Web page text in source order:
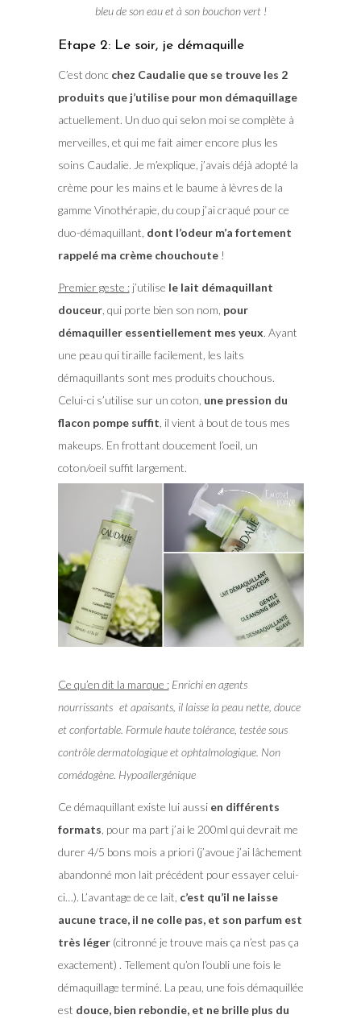
bleu de son eau et à son bouchon vert !
Etape 2: Le soir, je démaquille
C’est donc chez Caudalie que se trouve les 2
produits que j’utilise pour mon démaquillage
actuellement. Un duo qui selon moi se complète à
merveilles, et qui me fait aimer encore plus les
soins Caudalie. Je m’explique, j’avais déjà adopté la
crème pour les mains et le baume à lèvres de la
gamme Vinothérapie, du coup j’ai craqué pour ce
duo-démaquillant, dont l’odeur m’a fortement
rappelé ma crème chouchoute!
Premier geste :j’utilise le lait démaquillant
douceur, qui porte bien son nom, pour
démaquiller essentiellement mes yeux. Ayant
une peau qui tiraille facilement, les laits
démaquillants sont mes produits chouchous.
Celui-ci s’utilise sur un coton, une pression du
flacon pompe suffit , il vient à bout de tous mes
makeups. En frottant doucement l’oeil, un
coton/oeil suffit largement.
Ce qu’en dit la marque : Enrichi en agents
nourrissants et apaisants, il laisse la peau nette, douce
et confortable. Formule haute tolérance, testée sous
contrôle dermatologique et ophtalmologique. Non
comédogène. Hypoallergénique
Ce démaquillant existe lui aussi en différents
formats , pour ma part j’ai le 200ml qui devrait me
durer 4/5 bons mois a priori (j’avoue j’ai lâchement
abandonné mon lait précédent pour essayer celui-
ci…). L’avantage de ce lait, c’est qu’il ne laisse
aucune trace, il ne colle pas, et son parfum est
très léger(citronné je trouve mais ça n’est pas ça
exactement) . Tellement qu’on l’oubli une fois le
démaquillage terminé. La peau, une fois démaquillée
est douce, bien rebondie, et ne brille plus du